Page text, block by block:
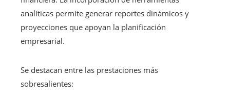
analíticas permite generar reportes dinámicos y
proyecciones que apoyan la planificación
empresarial.
Se destacan entre las prestaciones más
sobresalientes: